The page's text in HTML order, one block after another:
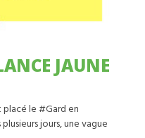
JAUNE
le #Gard en
jours, une vague